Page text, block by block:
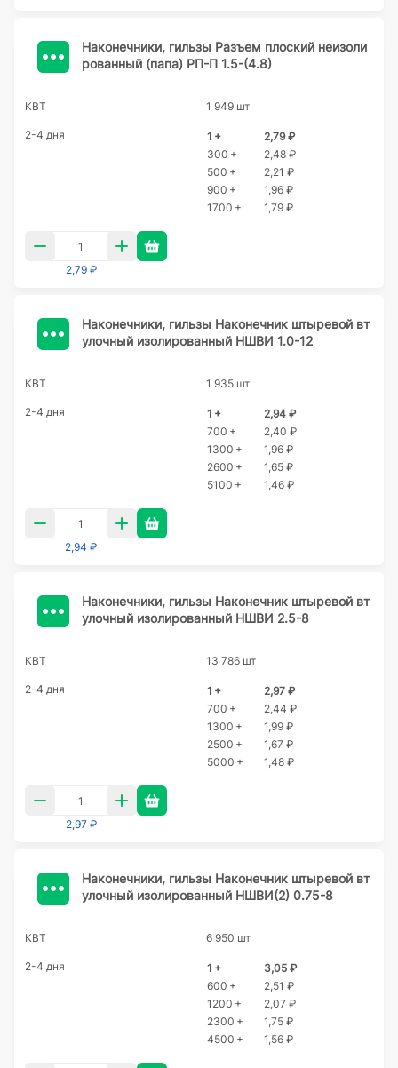
Наконечники, гильзы Разъем плоский неизоли
рованный (папа) РП-П 1.5-(4.8)
КВТ 1 949 шт
2-4 дня 1 +
2,79 ₽
300 +
2,48 ₽
500 +
2,21 ₽
900 +
1,96 ₽
1700 +
1,79 ₽
2,79 ₽
Наконечники, гильзы Наконечник штыревой вт
улочный изолированный НШВИ 1.0-12
КВТ 1 935 шт
2-4 дня 1 +
2,94 ₽
700 +
2,40 ₽
1300 +
1,96 ₽
2600 +
1,65 ₽
5100 +
1,46 ₽
2,94 ₽
Наконечники, гильзы Наконечник штыревой вт
улочный изолированный НШВИ 2.5-8
КВТ 13 786 шт
2-4 дня 1 +
2,97 ₽
700 +
2,44 ₽
1300 +
1,99 ₽
2500 +
1,67 ₽
5000 +
1,48 ₽
2,97 ₽
Наконечники, гильзы Наконечник штыревой вт
улочный изолированный НШВИ(2) 0.75-8
КВТ 6 950 шт
2-4 дня 1 +
3,05 ₽
600 +
2,51 ₽
1200 +
2,07 ₽
2300 +
1,75 ₽
4500 +
1,56 ₽